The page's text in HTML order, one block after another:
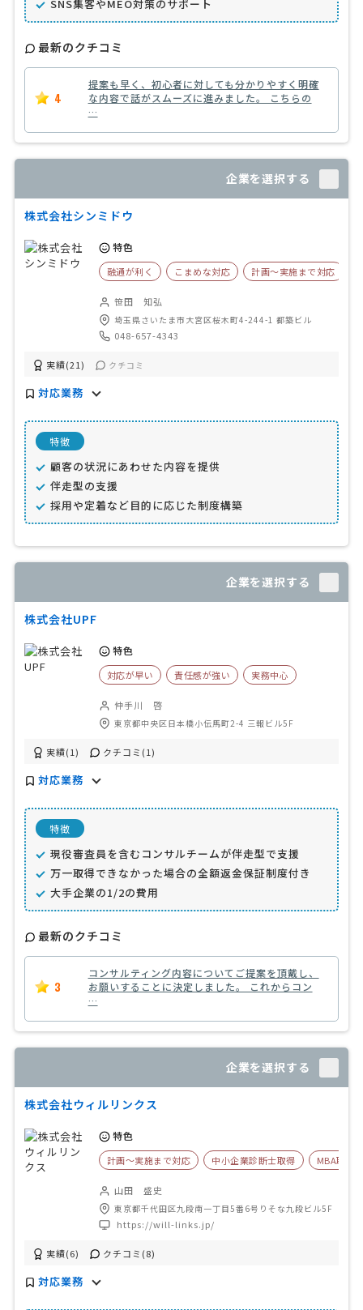
SNS集客やMEO対策のサポート
最新のクチコミ
4
提案も早く、初心者に対しても分かりやすく明確
な内容で話がスムーズに進みました。 こちらの
…
企業を選択する
株式会社シンミドウ
特色
融通が利く こまめな対応 計画〜実施まで対応
笹田 知弘
埼玉県さいたま市大宮区桜木町4-244-1 都築ビル
048-657-4343
実績(21) クチコミ
対応業務
特徴
顧客の状況にあわせた内容を提供
伴走型の支援
採用や定着など目的に応じた制度構築
企業を選択する
株式会社UPF
特色
対応が早い 責任感が強い 実務中心
仲手川 啓
東京都中央区日本橋小伝馬町2-4 三報ビル5F
実績(1) クチコミ(1)
対応業務
特徴
現役審査員を含むコンサルチームが伴走型で支援
万一取得できなかった場合の全額返金保証制度付き
大手企業の1/2の費用
最新のクチコミ
3
コンサルティング内容についてご提案を頂戴し、
お願いすることに決定しました。 これからコン
…
企業を選択する
株式会社ウィルリンクス
特色
計画〜実施まで対応 中小企業診断士取得 MBA取得
山田 盛史
東京都千代田区九段南一丁目5番6号りそな九段ビル5F
https://will-links.jp/
実績(6) クチコミ(8)
対応業務